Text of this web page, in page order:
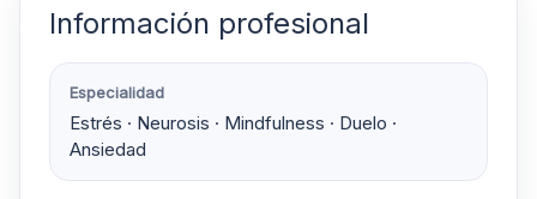
Información profesional
Especialidad
Estrés · Neurosis · Mindfulness · Duelo ·
Ansiedad